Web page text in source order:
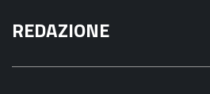
REDAZIONE